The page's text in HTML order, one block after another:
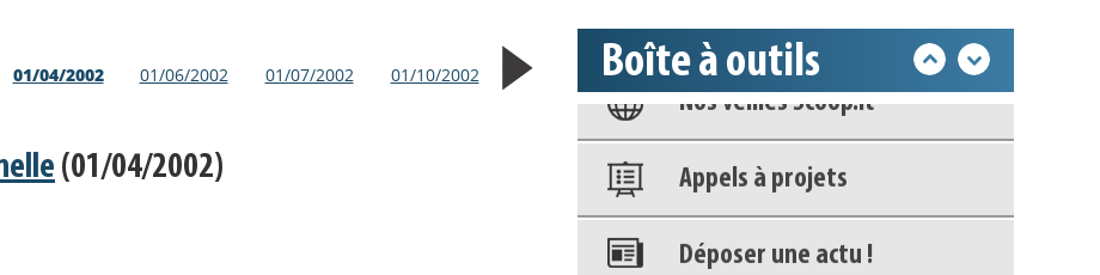
01/04/2002 01/06/2002 01/07/2002 01/10/2002
(01/04/2002)
Boîte à outils
Nos veilles Scoop.it
Appels à projets
Déposer une actu !